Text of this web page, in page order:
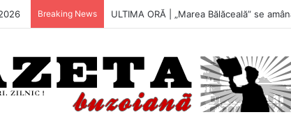
Breaking News ULTIMA ORĂ | „Marea Bălăceală” se